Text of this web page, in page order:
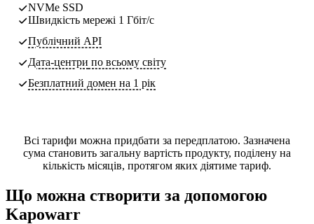
NVMe SSD
Швидкість мережі 1 Гбіт/с
Публічний API
Дата-центри по всьому світу
Безплатний домен на 1 рік
Всі тарифи можна придбати за передплатою. Зазначена
сума становить загальну вартість продукту, поділену на
кількість місяців, протягом яких діятиме тариф.
Що можна створити за допомогою
Kapowarr